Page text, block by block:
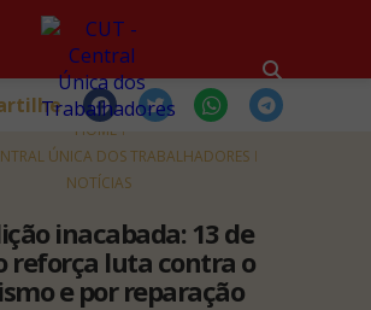
HOME
ÚNICA DOS TRABALHADORES
NOTÍCIAS
inacabada: 13 de
reforça luta contra o
e por reparação